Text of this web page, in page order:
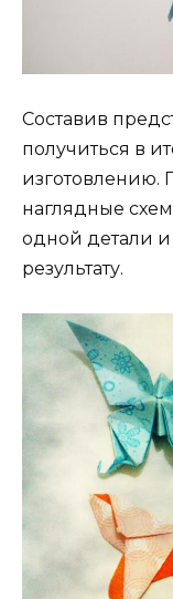
Составив
получиться в
изготовлению.
наглядные
одной детали и
результату.